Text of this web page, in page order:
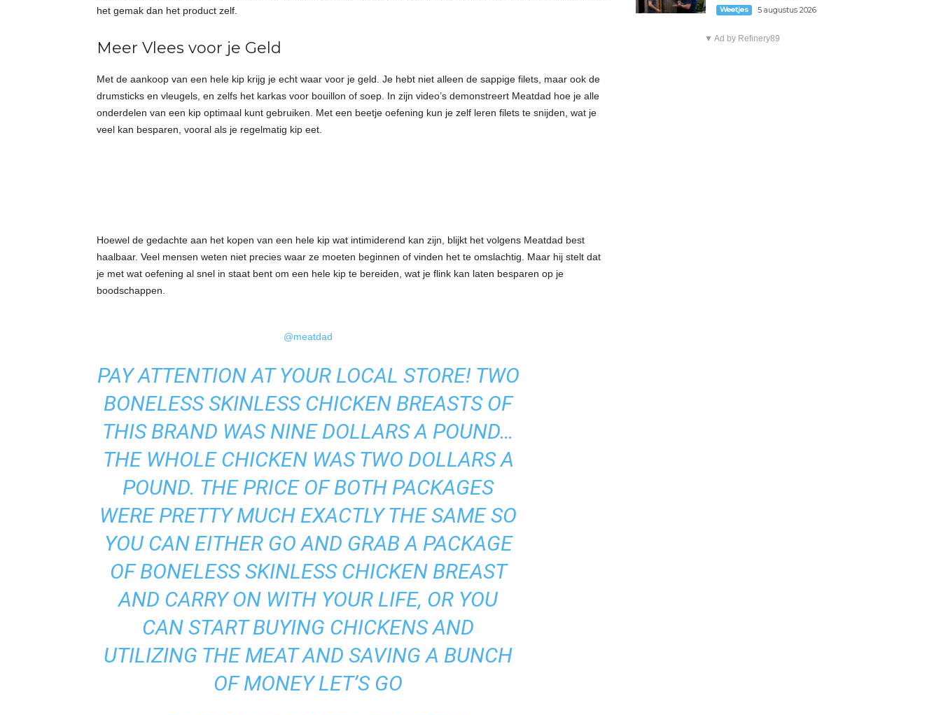
s
het gemak dan het product zelf.
Meer Vlees voor je Geld
Met de aankoop van een hele kip krijg je echt waar voor je geld. Je hebt niet alleen de sappige filets, maar ook de
drumsticks en vleugels, en zelfs het karkas voor bouillon of soep. In zijn video’s demonstreert Meatdad hoe je alle
onderdelen van een kip optimaal kunt gebruiken. Met een beetje oefening kun je zelf leren filets te snijden, wat je
veel kan besparen, vooral als je regelmatig kip eet.
Hoewel de gedachte aan het kopen van een hele kip wat intimiderend kan zijn, blijkt het volgens Meatdad best
haalbaar. Veel mensen weten niet precies waar ze moeten beginnen of vinden het te omslachtig. Maar hij stelt dat
je met wat oefening al snel in staat bent om een hele kip te bereiden, wat je flink kan laten besparen op je
boodschappen.
@meatdad
PAY ATTENTION AT YOUR LOCAL STORE! TWO
BONELESS SKINLESS CHICKEN BREASTS OF
THIS BRAND WAS NINE DOLLARS A POUND…
THE WHOLE CHICKEN WAS TWO DOLLARS A
POUND. THE PRICE OF BOTH PACKAGES
WERE PRETTY MUCH EXACTLY THE SAME SO
YOU CAN EITHER GO AND GRAB A PACKAGE
OF BONELESS SKINLESS CHICKEN BREAST
AND CARRY ON WITH YOUR LIFE, OR YOU
CAN START BUYING CHICKENS AND
UTILIZING THE MEAT AND SAVING A BUNCH
OF MONEY LET’S GO
Weetjes 5 augustus 2026
▼ Ad by Refinery89